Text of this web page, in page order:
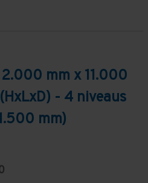
mm x 11.000
- 4 niveaus
mm)